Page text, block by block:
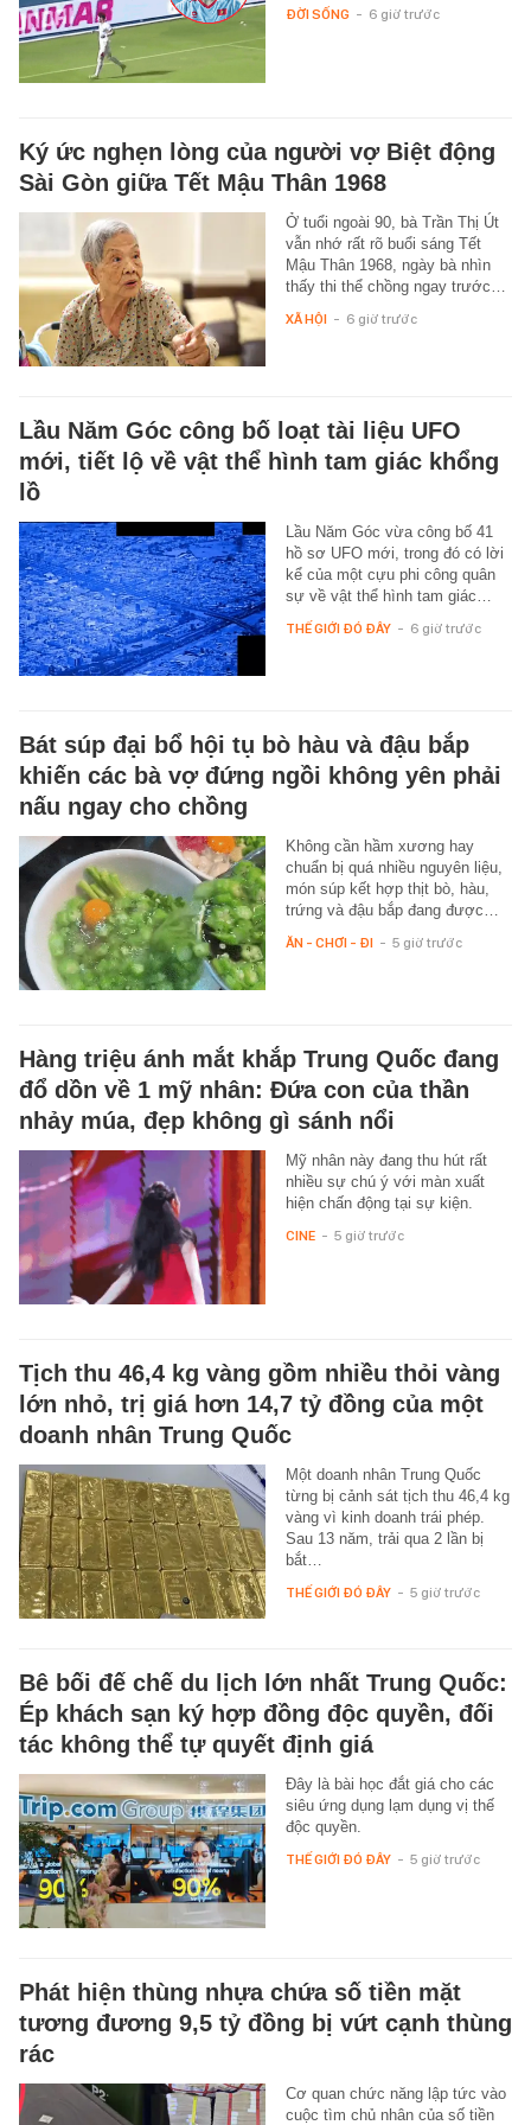
ĐỜI SỐNG - 6 giờ trước
Ký ức nghẹn lòng của người vợ Biệt động
Sài Gòn giữa Tết Mậu Thân 1968
Ở tuổi ngoài 90, bà Trần Thị Út
vẫn nhớ rất rõ buổi sáng Tết
Mậu Thân 1968, ngày bà nhìn
thấy thi thể chồng ngay trước…
XÃ HỘI - 6 giờ trước
Lầu Năm Góc công bố loạt tài liệu UFO
mới, tiết lộ về vật thể hình tam giác khổng
lồ
Lầu Năm Góc vừa công bố 41
hồ sơ UFO mới, trong đó có lời
kể của một cựu phi công quân
sự về vật thể hình tam giác…
THẾ GIỚI ĐÓ ĐÂY - 6 giờ trước
Bát súp đại bổ hội tụ bò hàu và đậu bắp
khiến các bà vợ đứng ngồi không yên phải
nấu ngay cho chồng
Không cần hầm xương hay
chuẩn bị quá nhiều nguyên liệu,
món súp kết hợp thịt bò, hàu,
trứng và đậu bắp đang được…
ĂN - CHƠI - ĐI - 5 giờ trước
Hàng triệu ánh mắt khắp Trung Quốc đang
đổ dồn về 1 mỹ nhân: Đứa con của thần
nhảy múa, đẹp không gì sánh nổi
Mỹ nhân này đang thu hút rất
nhiều sự chú ý với màn xuất
hiện chấn động tại sự kiện.
CINE - 5 giờ trước
Tịch thu 46,4 kg vàng gồm nhiều thỏi vàng
lớn nhỏ, trị giá hơn 14,7 tỷ đồng của một
doanh nhân Trung Quốc
Một doanh nhân Trung Quốc
từng bị cảnh sát tịch thu 46,4 kg
vàng vì kinh doanh trái phép.
Sau 13 năm, trải qua 2 lần bị
bắt…
THẾ GIỚI ĐÓ ĐÂY - 5 giờ trước
Bê bối đế chế du lịch lớn nhất Trung Quốc:
Ép khách sạn ký hợp đồng độc quyền, đối
tác không thể tự quyết định giá
Đây là bài học đắt giá cho các
siêu ứng dụng lạm dụng vị thế
độc quyền.
THẾ GIỚI ĐÓ ĐÂY - 5 giờ trước
Phát hiện thùng nhựa chứa số tiền mặt
tương đương 9,5 tỷ đồng bị vứt cạnh thùng
rác
Cơ quan chức năng lập tức vào
cuộc tìm chủ nhân của số tiền